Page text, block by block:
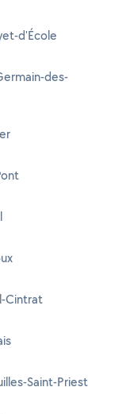
d'École
des-
Cintrat
Saint-Priest